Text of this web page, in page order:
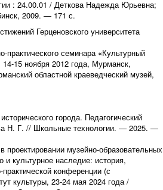
: 24.00.01 / Деткова Надежда Юрьевна;
2009. — 171 с.
Герценовского университета
семинара «Культурный
15 ноября 2012 года, Мурманск,
областной краеведческий музей,
города. Педагогический
Н. Г. // Школьные технологии. — 2025. —
музейно-образовательных
культурное наследие: история,
конференции (с
культуры, 23-24 мая 2024 года /